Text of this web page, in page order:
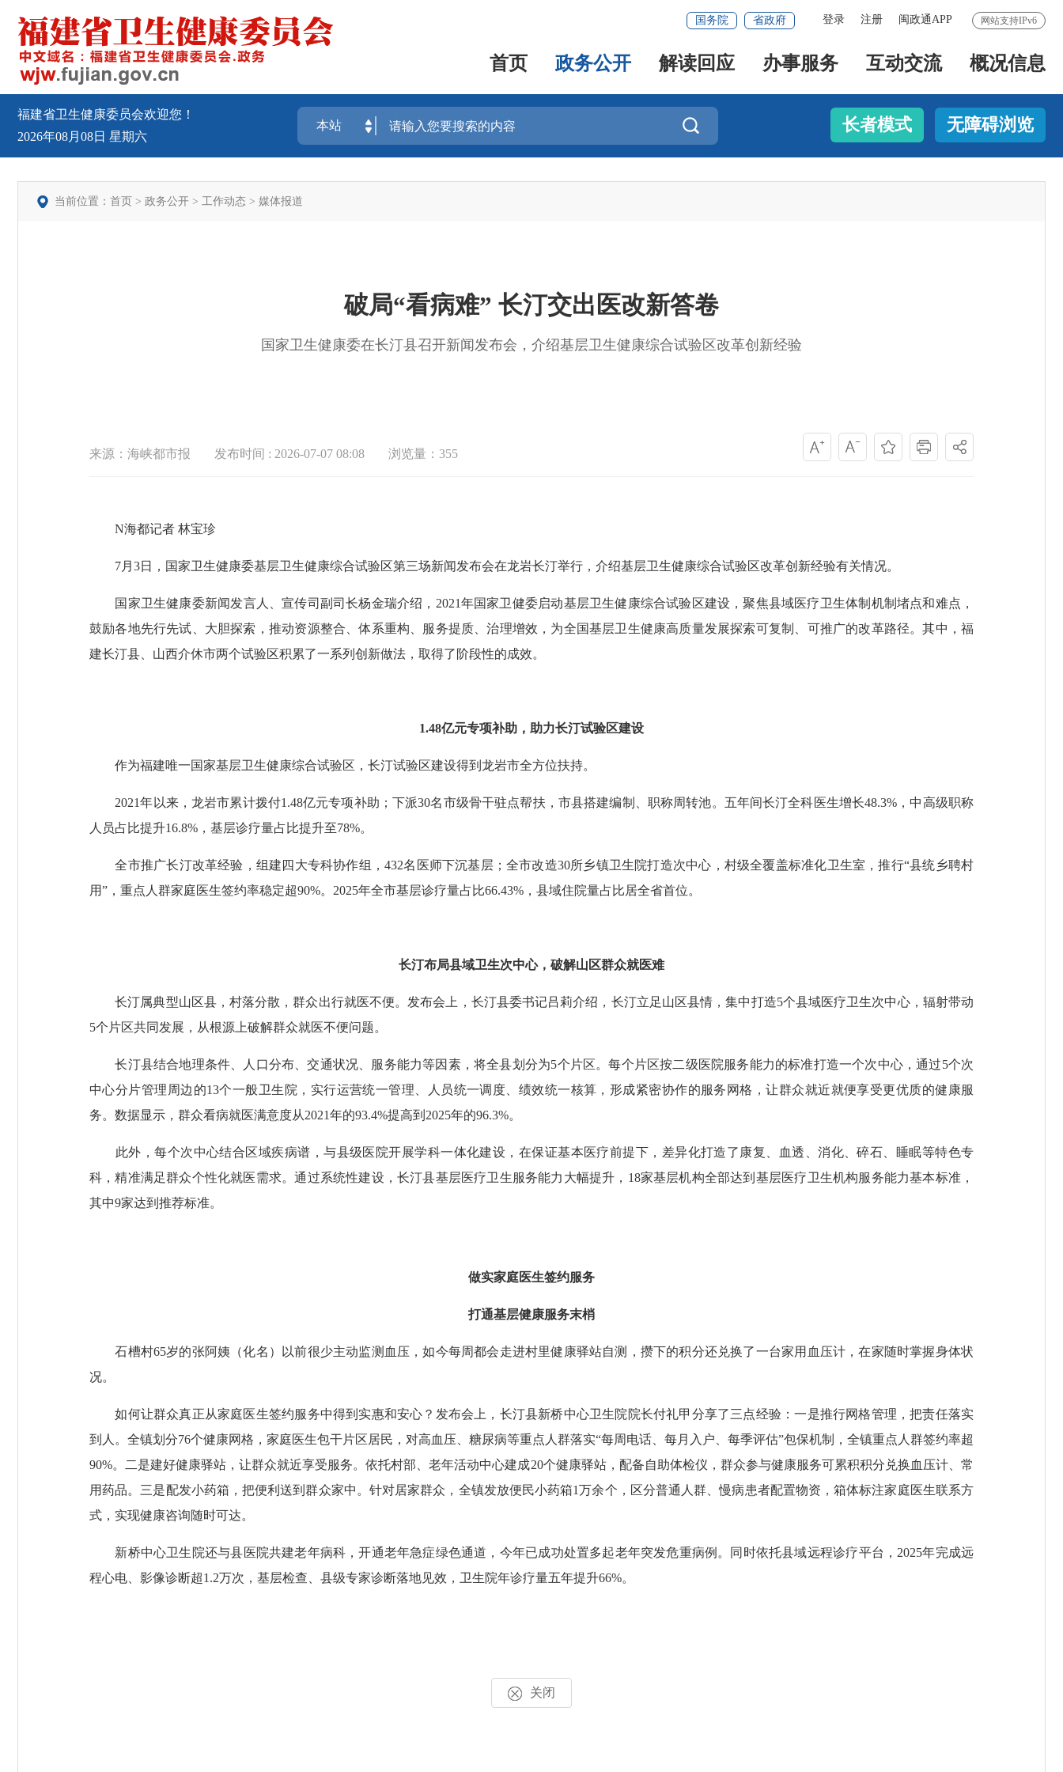
网站支持IPv6
登录 注册 闽政通APP
国务院 省政府
首页 政务公开 解读回应 办事服务 互动交流 概况信息
福建省卫生健康委员会欢迎您！
2026年08月08日 星期六
 长者模式 无障碍浏览
当前位置： 首页 > 政务公开 > 工作动态 > 媒体报道
破局“看病难” 长汀交出医改新答卷
国家卫生健康委在长汀县召开新闻发布会，介绍基层卫生健康综合试验区改革创新经验
来源：海峡都市报 发布时间 : 2026-07-07 08:08 浏览量：355
N海都记者 林宝珍
7月3日，国家卫生健康委基层卫生健康综合试验区第三场新闻发布会在龙岩长汀举行，介绍基层卫生健康综合试验区改革创新经验有关情况。
国家卫生健康委新闻发言人、宣传司副司长杨金瑞介绍，2021年国家卫健委启动基层卫生健康综合试验区建设，聚焦县域医疗卫生体制机制堵点和难点，
鼓励各地先行先试、大胆探索，推动资源整合、体系重构、服务提质、治理增效，为全国基层卫生健康高质量发展探索可复制、可推广的改革路径。其中，福
建长汀县、山西介休市两个试验区积累了一系列创新做法，取得了阶段性的成效。
1.48亿元专项补助，助力长汀试验区建设
作为福建唯一国家基层卫生健康综合试验区，长汀试验区建设得到龙岩市全方位扶持。
2021年以来，龙岩市累计拨付1.48亿元专项补助；下派30名市级骨干驻点帮扶，市县搭建编制、职称周转池。五年间长汀全科医生增长48.3%，中高级职称
人员占比提升16.8%，基层诊疗量占比提升至78%。
全市推广长汀改革经验，组建四大专科协作组，432名医师下沉基层；全市改造30所乡镇卫生院打造次中心，村级全覆盖标准化卫生室，推行“县统乡聘村
用”，重点人群家庭医生签约率稳定超90%。2025年全市基层诊疗量占比66.43%，县域住院量占比居全省首位。
长汀布局县域卫生次中心，破解山区群众就医难
长汀属典型山区县，村落分散，群众出行就医不便。发布会上，长汀县委书记吕莉介绍，长汀立足山区县情，集中打造5个县域医疗卫生次中心，辐射带动
5个片区共同发展，从根源上破解群众就医不便问题。
长汀县结合地理条件、人口分布、交通状况、服务能力等因素，将全县划分为5个片区。每个片区按二级医院服务能力的标准打造一个次中心，通过5个次
中心分片管理周边的13个一般卫生院，实行运营统一管理、人员统一调度、绩效统一核算，形成紧密协作的服务网格，让群众就近就便享受更优质的健康服
务。数据显示，群众看病就医满意度从2021年的93.4%提高到2025年的96.3%。
此外，每个次中心结合区域疾病谱，与县级医院开展学科一体化建设，在保证基本医疗前提下，差异化打造了康复、血透、消化、碎石、睡眠等特色专
科，精准满足群众个性化就医需求。通过系统性建设，长汀县基层医疗卫生服务能力大幅提升，18家基层机构全部达到基层医疗卫生机构服务能力基本标准，
其中9家达到推荐标准。
做实家庭医生签约服务
打通基层健康服务末梢
石槽村65岁的张阿姨（化名）以前很少主动监测血压，如今每周都会走进村里健康驿站自测，攒下的积分还兑换了一台家用血压计，在家随时掌握身体状
况。
如何让群众真正从家庭医生签约服务中得到实惠和安心？发布会上，长汀县新桥中心卫生院院长付礼甲分享了三点经验：一是推行网格管理，把责任落实
到人。全镇划分76个健康网格，家庭医生包干片区居民，对高血压、糖尿病等重点人群落实“每周电话、每月入户、每季评估”包保机制，全镇重点人群签约率超
90%。二是建好健康驿站，让群众就近享受服务。依托村部、老年活动中心建成20个健康驿站，配备自助体检仪，群众参与健康服务可累积积分兑换血压计、常
用药品。三是配发小药箱，把便利送到群众家中。针对居家群众，全镇发放便民小药箱1万余个，区分普通人群、慢病患者配置物资，箱体标注家庭医生联系方
式，实现健康咨询随时可达。
新桥中心卫生院还与县医院共建老年病科，开通老年急症绿色通道，今年已成功处置多起老年突发危重病例。同时依托县域远程诊疗平台，2025年完成远
程心电、影像诊断超1.2万次，基层检查、县级专家诊断落地见效，卫生院年诊疗量五年提升66%。
关闭